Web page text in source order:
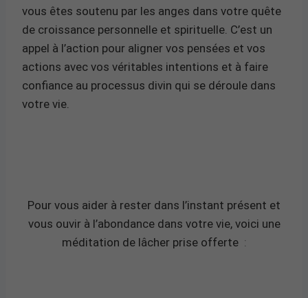
vous êtes soutenu par les anges dans votre quête
de croissance personnelle et spirituelle. C’est un
appel à l’action pour aligner vos pensées et vos
actions avec vos véritables intentions et à faire
confiance au processus divin qui se déroule dans
votre vie.
Pour vous aider à rester dans l’instant présent et
vous ouvir à l’abondance dans votre vie, voici une
méditation de lâcher prise offerte :